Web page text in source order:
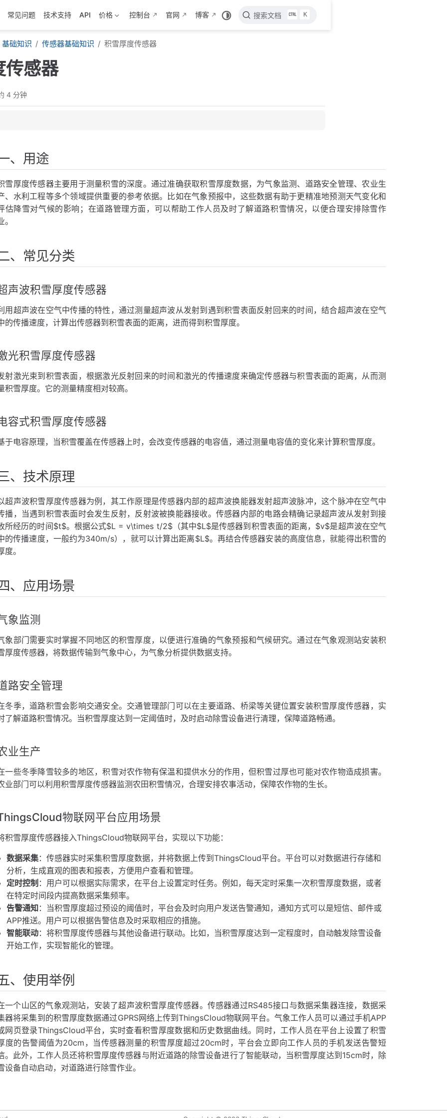
常见问题 技术支持 API 价格 控制台 官网 博客 搜索文档 K
基础知识 传感器基础知识 积雪厚度传感器
传感器
4 分钟
感器
器
感器
网平台应用场景
、用途
雪厚度传感器主要用于测量积雪的深度。通过准确获取积雪厚度数据，为气象监测、道路安全管理、农业生
、水利工程等多个领域提供重要的参考依据。比如在气象预报中，这些数据有助于更精准地预测天气变化和
估降雪对气候的影响；在道路管理方面，可以帮助工作人员及时了解道路积雪情况，以便合理安排除雪作
。
、常见分类
声波积雪厚度传感器
用超声波在空气中传播的特性，通过测量超声波从发射到遇到积雪表面反射回来的时间，结合超声波在空气
的传播速度，计算出传感器到积雪表面的距离，进而得到积雪厚度。
光积雪厚度传感器
射激光束到积雪表面，根据激光反射回来的时间和激光的传播速度来确定传感器与积雪表面的距离，从而测
积雪厚度。它的测量精度相对较高。
容式积雪厚度传感器
于电容原理，当积雪覆盖在传感器上时，会改变传感器的电容值，通过测量电容值的变化来计算积雪厚度。
、技术原理
超声波积雪厚度传感器为例，其工作原理是传感器内部的超声波换能器发射超声波脉冲，这个脉冲在空气中
播，当遇到积雪表面时会发生反射，反射波被换能器接收。传感器内部的电路会精确记录超声波从发射到接
所经历的时间$t$。根据公式$L = v\times t/2$（其中$L$是传感器到积雪表面的距离，$v$是超声波在空气
的传播速度，一般约为340m/s），就可以计算出距离$L$。再结合传感器安装的高度信息，就能得出积雪的
度。
、应用场景
象监测
象部门需要实时掌握不同地区的积雪厚度，以便进行准确的气象预报和气候研究。通过在气象观测站安装积
厚度传感器，将数据传输到气象中心，为气象分析提供数据支持。
路安全管理
冬季，道路积雪会影响交通安全。交通管理部门可以在主要道路、桥梁等关键位置安装积雪厚度传感器，实
了解道路积雪情况。当积雪厚度达到一定阈值时，及时启动除雪设备进行清理，保障道路畅通。
业生产
一些冬季降雪较多的地区，积雪对农作物有保温和提供水分的作用，但积雪过厚也可能对农作物造成损害。
业部门可以利用积雪厚度传感器监测农田积雪情况，合理安排农事活动，保障农作物的生长。
物联网平台应用场景
积雪厚度传感器接入ThingsCloud物联网平台，实现以下功能：
数据采集：传感器实时采集积雪厚度数据，并将数据上传到ThingsCloud平台。平台可以对数据进行存储和
分析，生成直观的图表和报表，方便用户查看和管理。
定时控制 ：用户可以根据实际需求，在平台上设置定时任务。例如，每天定时采集一次积雪厚度数据，或者
在特定时间段内提高数据采集频率。
告警通知 ：当积雪厚度超过预设的阈值时，平台会及时向用户发送告警通知，通知方式可以是短信、邮件或
APP推送。用户可以根据告警信息及时采取相应的措施。
智能联动：将积雪厚度传感器与其他设备进行联动。比如，当积雪厚度达到一定程度时，自动触发除雪设备
开始工作，实现智能化的管理。
、使用举例
一个山区的气象观测站，安装了超声波积雪厚度传感器。传感器通过RS485接口与数据采集器连接，数据采
器将采集到的积雪厚度数据通过GPRS网络上传到ThingsCloud物联网平台。气象工作人员可以通过手机APP
网页登录ThingsCloud平台，实时查看积雪厚度数据和历史数据曲线。同时，工作人员在平台上设置了积雪
度的告警阈值为20cm，当传感器测量的积雪厚度超过20cm时，平台会立即向工作人员的手机发送告警短
。此外，工作人员还将积雪厚度传感器与附近道路的除雪设备进行了智能联动，当积雪厚度达到15cm时，除
设备自动启动，对道路进行除雪作业。